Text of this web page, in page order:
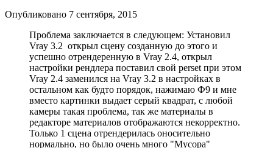
Опубликовано 7 сентября, 2015
Проблема заключается в следующем: Установил
Vray 3.2 открыл сцену созданную до этого и
успешно отрендеренную в Vray 2.4, открыл
настройки рендлера поставил свой perset при этом
Vray 2.4 заменился на Vray 3.2 в настройках в
остальном как будто порядок, нажимаю Ф9 и мне
вместо картинки выдает серый квадрат, с любой
камеры такая проблема, так же материалы в
редакторе материалов отображаются некорректно.
Только 1 сцена отрендерилась оносительно
нормально, но было очень много "Мусора"